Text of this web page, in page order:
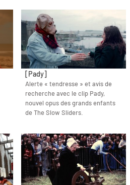
[Pady]
Alerte « tendresse » et avis de
recherche avec le clip Pady,
nouvel opus des grands enfants
de The Slow Sliders.